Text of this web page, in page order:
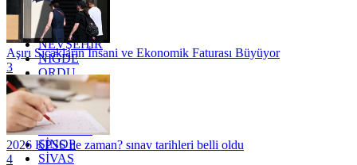
MUĞLA
MUŞ
NEVŞEHİR
NİĞDE
ORDU
OSMANİYE
RİZE
SAKARYA
SAMSUN
SİNOP
SİVAS
Aşırı Sıcakların İnsani ve Ekonomik Faturası Büyüyor
3
2026 KPSS ne zaman? sınav tarihleri belli oldu
4